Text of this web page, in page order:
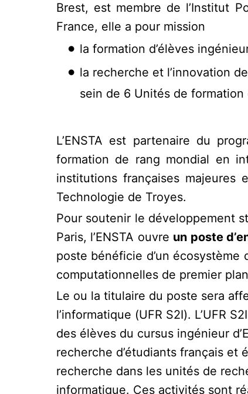
Brest, est membre de l’Institut
France, elle a pour mission
la formation d’élèves
la recherche et l’innovation
sein de 6 Unités de
L’ENSTA est partenaire du
formation de rang mondial en
institutions françaises majeures
Technologie de Troyes.
Pour soutenir le développement
Paris, l’ENSTA ouvre un poste
poste bénéficie d’un
computationnelles de premier
Le ou la titulaire du poste sera
l’informatique (UFR S2I). L’UFR
des élèves du cursus ingénieur
recherche d’étudiants français et
recherche dans les unités de
informatique. Ces activités sont